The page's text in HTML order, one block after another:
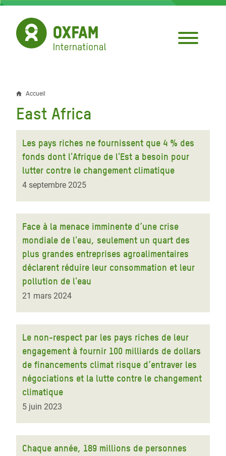
Aller
contenu
principal
Fil
d'Ariane
Accueil
East Africa
Les pays riches ne fournissent que 4 % des
fonds dont l'Afrique de l'Est a besoin pour
lutter contre le changement climatique
4 septembre 2025
Face à la menace imminente d’une crise
mondiale de l'eau, seulement un quart des
plus grandes entreprises agroalimentaires
déclarent réduire leur consommation et leur
pollution de l'eau
21 mars 2024
Le non-respect par les pays riches de leur
engagement à fournir 100 milliards de dollars
de financements climat risque d’entraver les
négociations et la lutte contre le changement
climatique
5 juin 2023
Chaque année, 189 millions de personnes